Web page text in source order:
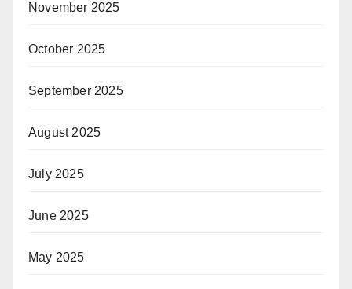
November 2025
October 2025
September 2025
August 2025
July 2025
June 2025
May 2025